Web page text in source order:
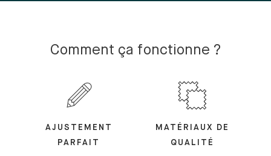
Comment ça fonctionne ?
AJUSTEMENT
PARFAIT
MATÉRIAUX DE
QUALITÉ